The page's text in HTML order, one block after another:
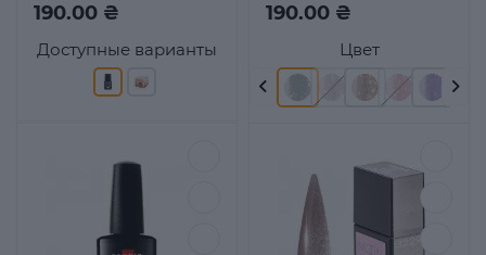
Доступные варианты
190.00 ₴
Цвет
190.00 ₴